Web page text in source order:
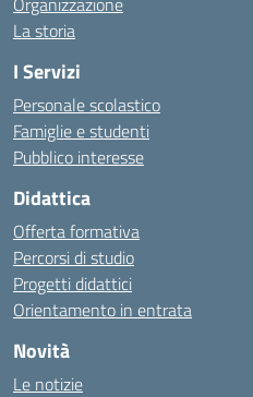
La storia
I Servizi
Personale scolastico
Famiglie e studenti
Pubblico interesse
Didattica
Offerta formativa
Percorsi di studio
Progetti didattici
Orientamento in entrata
Novità
Le notizie